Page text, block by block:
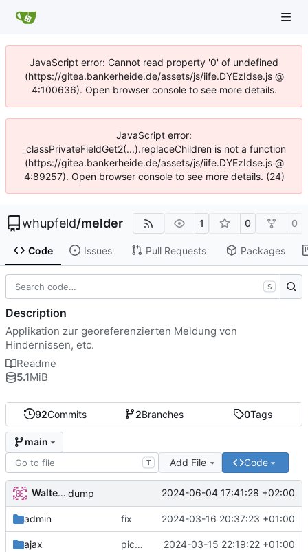
JavaScript error: Cannot read property '0' of undefined
(https://gitea.bankerheide.de/assets/js/iife.DYEzIdse.js @
4:100636). Open browser console to see more details.
JavaScript error:
_classPrivateFieldGet2(...).replaceChildren is not a function
(https://gitea.bankerheide.de/assets/js/iife.DYEzIdse.js @
4:89257). Open browser console to see more details. (24)
whupfeld/melder 1 0 0
Code Issues Pull Requests Packages
92Commits 2Branches 0Tags
main
T Add File Code
Walter Hupfeld dump 2024-06-04 17:41:28 +02:00
admin fix 2024-03-16 20:37:23 +01:00
ajax picture edit 2024-03-15 22:19:22 +01:00
S
Description
Applikation zur georeferenzierten Meldung von
Hindernissen, etc.
Readme
5.1MiB